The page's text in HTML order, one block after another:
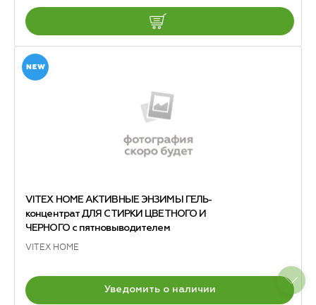
VITEX HOME АКТИВНЫЕ ЭНЗИМЫ ГЕЛЬ-
концентрат ДЛЯ СТИРКИ ЦВЕТНОГО И
ЧЕРНОГО с пятновыводителем
VITEX HOME
Уведомить о наличии